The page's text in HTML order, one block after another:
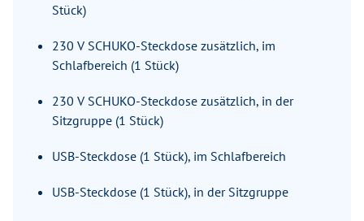
Stück)
230 V SCHUKO-Steckdose zusätzlich, im
Schlafbereich (1 Stück)
230 V SCHUKO-Steckdose zusätzlich, in der
Sitzgruppe (1 Stück)
USB-Steckdose (1 Stück), im Schlafbereich
USB-Steckdose (1 Stück), in der Sitzgruppe